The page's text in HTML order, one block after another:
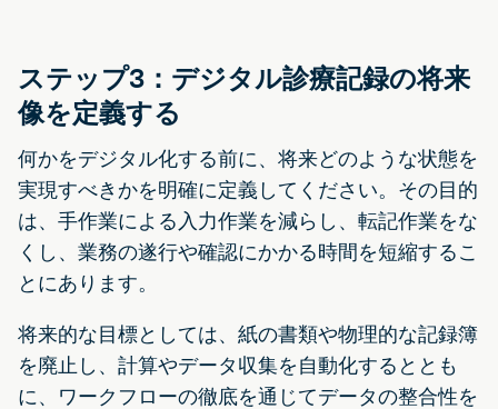
ステップ3：デジタル診療記録の将来
像を定義する
何かをデジタル化する前に、将来どのような状態を
実現すべきかを明確に定義してください。その目的
は、手作業による入力作業を減らし、転記作業をな
くし、業務の遂行や確認にかかる時間を短縮するこ
とにあります。
将来的な目標としては、紙の書類や物理的な記録簿
を廃止し、計算やデータ収集を自動化するととも
に、ワークフローの徹底を通じてデータの整合性を